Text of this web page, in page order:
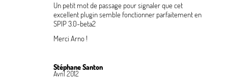
Un petit mot de passage pour signaler que cet
excellent plugin semble fonctionner parfaitement en
SPIP 3.0-beta2
Merci Arno !
Stéphane Santon
Avril 2012